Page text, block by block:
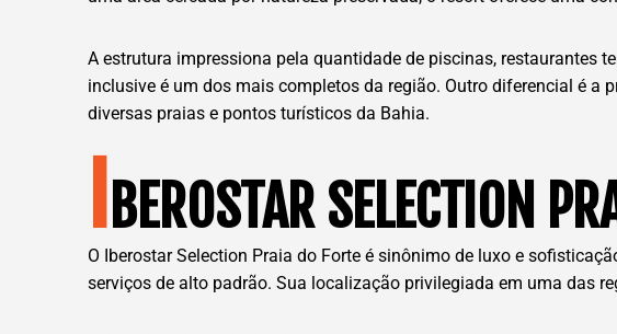
A estrutura impressiona pela quantidade de piscinas, restaurantes
inclusive é um dos mais completos da região. Outro diferencial é
diversas praias e pontos turísticos da Bahia.
BEROSTAR SELECTION
O Iberostar Selection Praia do Forte é sinônimo de luxo e
serviços de alto padrão. Sua localização privilegiada em uma das